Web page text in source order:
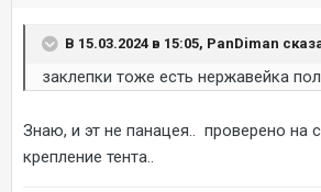
В 15.03.2024 в 15:05, PanDiman
заклепки тоже есть нержавейка
Знаю, и эт не панацея.. проверено на
крепление тента..